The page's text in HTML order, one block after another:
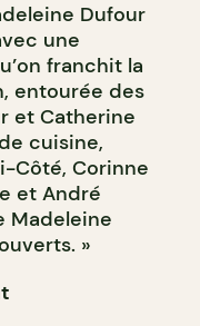
Dufour
une
franchit la
entourée des
et Catherine
cuisine,
Côté, Corinne
et André
Madeleine
»